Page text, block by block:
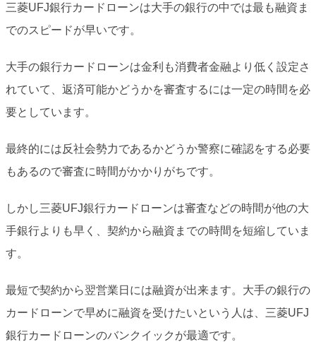
三菱UFJ銀行カードローンは大手の銀行の中では最も融資ま
でのスピードが早いです。
大手の銀行カードローンは金利も消費者金融より低く設定さ
れていて、返済可能かどうかを審査するには一定の時間を必
要としています。
最終的には反社会勢力であるかどうか警察に確認をする必要
もあるので審査に時間がかかりがちです。
しかし三菱UFJ銀行カードローンは審査などの時間が他の大
手銀行よりも早く、契約から融資までの時間を短縮していま
す。
最短で契約から翌営業日には融資が出来ます。大手の銀行の
カードローンで早めに融資を受けたいという人は、三菱UFJ
銀行カードローンのバンクイックが最適です。